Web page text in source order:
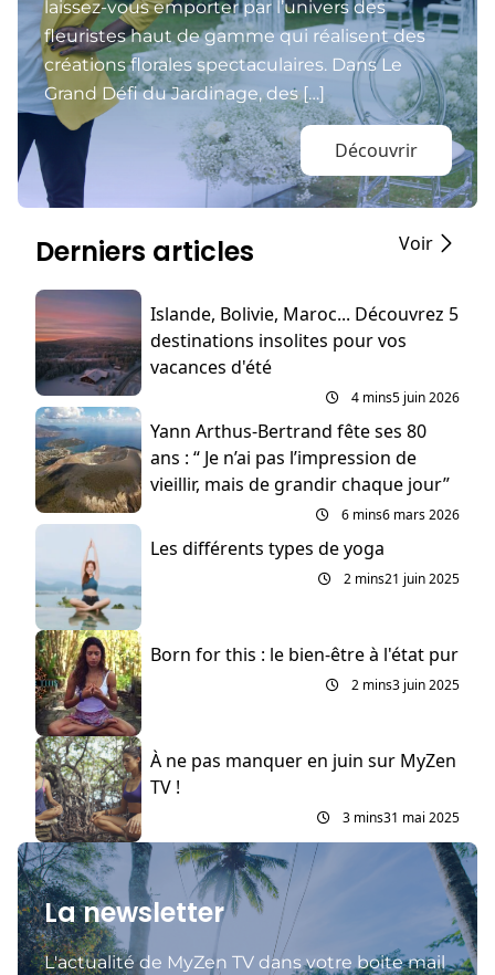
laissez-vous emporter par l’univers des
fleuristes haut de gamme qui réalisent des
créations florales spectaculaires. Dans Le
Grand Défi du Jardinage, des […]
Découvrir
Derniers articles Voir
Islande, Bolivie, Maroc... Découvrez 5
destinations insolites pour vos
vacances d'été
4 mins5 juin 2026
Yann Arthus-Bertrand fête ses 80
ans : “ Je n’ai pas l’impression de
vieillir, mais de grandir chaque jour”
6 mins6 mars 2026
Les différents types de yoga
2 mins21 juin 2025
Born for this : le bien-être à l'état pur
2 mins3 juin 2025
À ne pas manquer en juin sur MyZen
TV !
3 mins31 mai 2025
La newsletter
L'actualité de MyZen TV dans votre boite mail